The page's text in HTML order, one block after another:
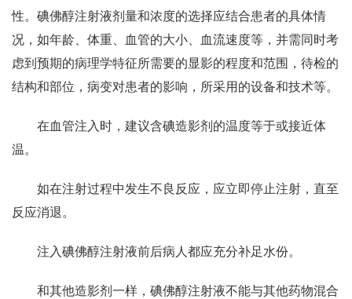
性。碘佛醇注射液剂量和浓度的选择应结合患者的具体情
况，如年龄、体重、血管的大小、血流速度等，并需同时考
虑到预期的病理学特征所需要的显影的程度和范围，待检的
结构和部位，病变对患者的影响，所采用的设备和技术等。
在血管注入时，建议含碘造影剂的温度等于或接近体
温。
如在注射过程中发生不良反应，应立即停止注射，直至
反应消退。
注入碘佛醇注射液前后病人都应充分补足水份。
和其他造影剂一样，碘佛醇注射液不能与其他药物混合